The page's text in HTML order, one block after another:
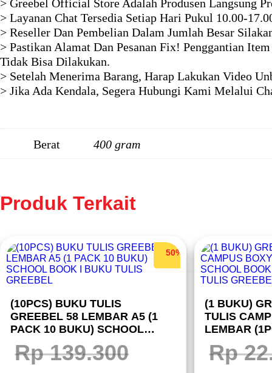
> Greebel Official Store Adalah Produsen Langsung
> Layanan Chat Tersedia Setiap Hari Pukul 10.00-
> Reseller Dan Pembelian Dalam Jumlah Besar
> Pastikan Alamat Dan Pesanan Fix! Penggantian
Tidak Bisa Dilakukan.
> Setelah Menerima Barang, Harap Lakukan Video
> Jika Ada Kendala, Segera Hubungi Kami Melalui
Berat 400 gram
Produk Terkait
50%
(10PCS) BUKU TULIS
GREEBEL 58 LEMBAR A5 (1
PACK 10 BUKU) SCHOOL
BOOK I BUKU TULIS GREEBEL
Rp139.300
Harga
(1 BUKU)
TULIS
LEMBAR
BOOK B5
GREEBEL
Rp
Harga